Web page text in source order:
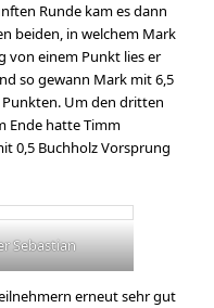
Runde kam es dann
beiden, in welchem Mark
von einem Punkt lies er
so gewann Mark mit 6,5
Um den dritten
Ende hatte Timm
0,5 Buchholz Vorsprung
Sebastian
erneut sehr gut